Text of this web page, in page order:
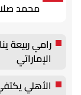
محمد
رامي ربيعة
الإماراتي
الأهلي